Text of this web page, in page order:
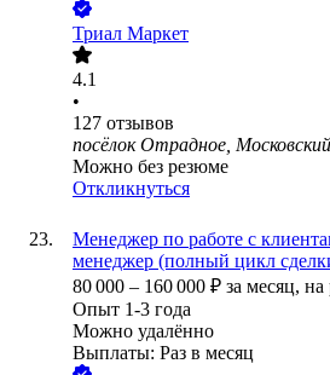
Триал Маркет
4.1
•
127 отзывов
посёлок Отрадное,
Можно без резюме
Откликнуться
Менеджер по работе с
менеджер (полный цикл
80 000 – 160 000 ₽ за месяц, на
Опыт 1-3 года
Можно удалённо
Выплаты: Раз в месяц